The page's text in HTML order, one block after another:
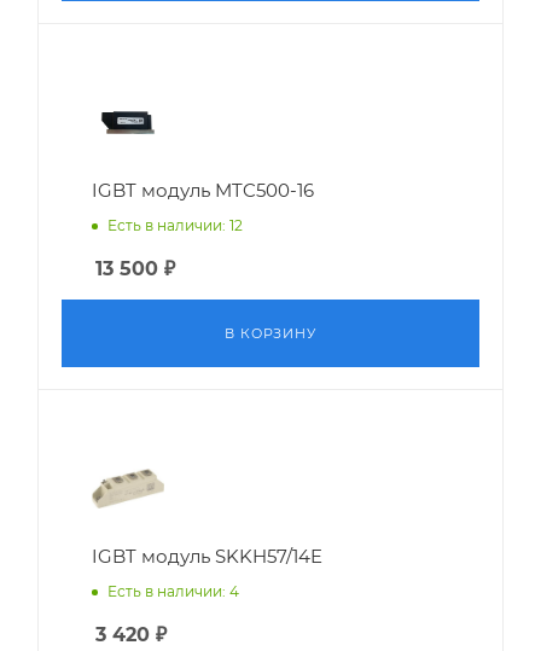
IGBT модуль MTC500-16
Есть в наличии: 12
13 500 ₽
В КОРЗИНУ
IGBT модуль SKKH57/14E
Есть в наличии: 4
3 420 ₽